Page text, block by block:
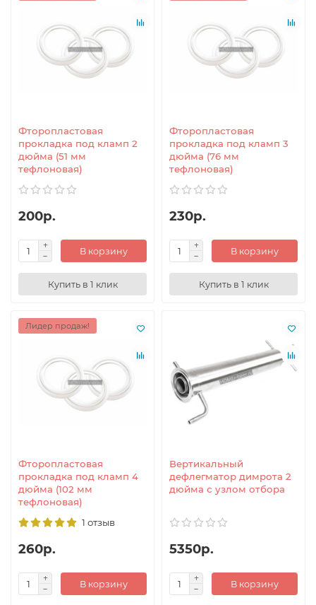
Фторопластовая
прокладка под кламп 2
дюйма (51 мм
тефлоновая)
200р.
В корзину
Купить в 1 клик
Фторопластовая
прокладка под кламп 3
дюйма (76 мм
тефлоновая)
230р.
В корзину
Купить в 1 клик
Лидер продаж!
Фторопластовая
прокладка под кламп 4
дюйма (102 мм
тефлоновая)
1 отзыв
260р.
В корзину
Вертикальный
дефлегматор димрота 2
дюйма с узлом отбора
5350р.
В корзину